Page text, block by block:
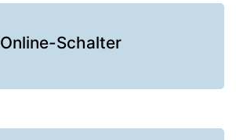
Online-Schalter